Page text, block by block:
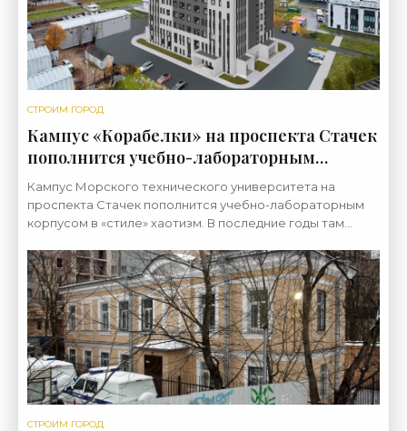
СТРОИМ ГОРОД
Кампус «Корабелки» на проспекта Стачек
пополнится учебно-лабораторным
корпусом - «Свежие новости
строительства»
Кампус Морского технического университета на
проспекта Стачек пополнится учебно-лабораторным
корпусом в «стиле» хаотизм. В последние годы там
Комплекс
СТРОИМ ГОРОД